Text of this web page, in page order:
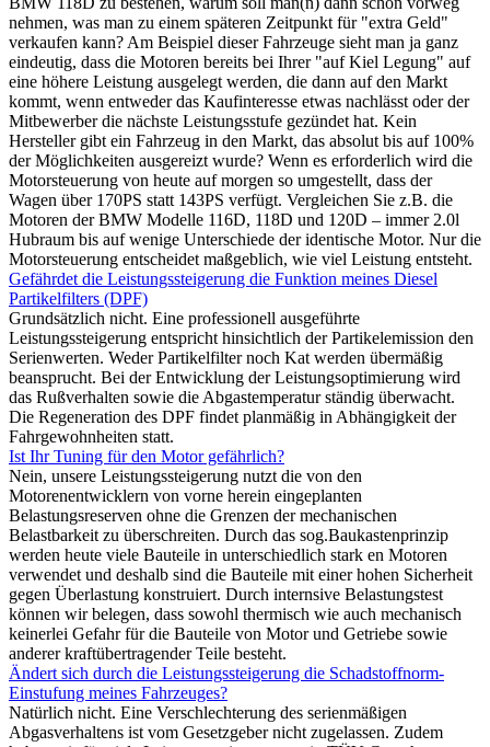
nehmen, was man zu einem späteren Zeitpunkt für "extra Geld"
verkaufen kann? Am Beispiel dieser Fahrzeuge sieht man ja ganz
eindeutig, dass die Motoren bereits bei Ihrer "auf Kiel Legung" auf
eine höhere Leistung ausgelegt werden, die dann auf den Markt
kommt, wenn entweder das Kaufinteresse etwas nachlässt oder der
Mitbewerber die nächste Leistungsstufe gezündet hat. Kein
Hersteller gibt ein Fahrzeug in den Markt, das absolut bis auf 100%
der Möglichkeiten ausgereizt wurde? Wenn es erforderlich wird die
Motorsteuerung von heute auf morgen so umgestellt, dass der
Wagen über 170PS statt 143PS verfügt. Vergleichen Sie z.B. die
Motoren der BMW Modelle 116D, 118D und 120D – immer 2.0l
Hubraum bis auf wenige Unterschiede der identische Motor. Nur die
Motorsteuerung entscheidet maßgeblich, wie viel Leistung entsteht.
Gefährdet die Leistungssteigerung die Funktion meines Diesel
Partikelfilters (DPF)
Grundsätzlich nicht. Eine professionell ausgeführte
Leistungssteigerung entspricht hinsichtlich der Partikelemission den
Serienwerten. Weder Partikelfilter noch Kat werden übermäßig
beansprucht. Bei der Entwicklung der Leistungsoptimierung wird
das Rußverhalten sowie die Abgastemperatur ständig überwacht.
Die Regeneration des DPF findet planmäßig in Abhängigkeit der
Fahrgewohnheiten statt.
Ist Ihr Tuning für den Motor gefährlich?
Nein, unsere Leistungssteigerung nutzt die von den
Motorenentwicklern von vorne herein eingeplanten
Belastungsreserven ohne die Grenzen der mechanischen
Belastbarkeit zu überschreiten. Durch das sog.Baukastenprinzip
werden heute viele Bauteile in unterschiedlich stark en Motoren
verwendet und deshalb sind die Bauteile mit einer hohen Sicherheit
gegen Überlastung konstruiert. Durch internsive Belastungstest
können wir belegen, dass sowohl thermisch wie auch mechanisch
keinerlei Gefahr für die Bauteile von Motor und Getriebe sowie
anderer kraftübertragender Teile besteht.
Ändert sich durch die Leistungssteigerung die Schadstoffnorm-
Einstufung meines Fahrzeuges?
Natürlich nicht. Eine Verschlechterung des serienmäßigen
Abgasverhaltens ist vom Gesetzgeber nicht zugelassen. Zudem